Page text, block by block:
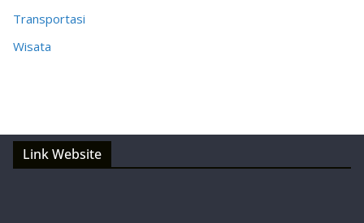
Transportasi
Wisata
Link Website